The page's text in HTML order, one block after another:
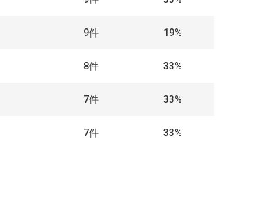
9件 19%
8件 33%
7件 33%
7件 33%